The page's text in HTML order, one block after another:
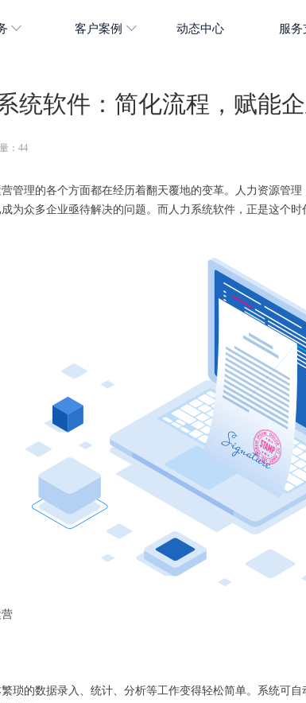
客户案例 动态中心 服
统软件：简化流程，赋能
管理的各个方面都在经历着翻天覆地的变革。人力资源管
为众多企业亟待解决的问题。而人力系统软件，正是这个
营
琐的数据录入、统计、分析等工作变得轻松简单。系统可
： 44